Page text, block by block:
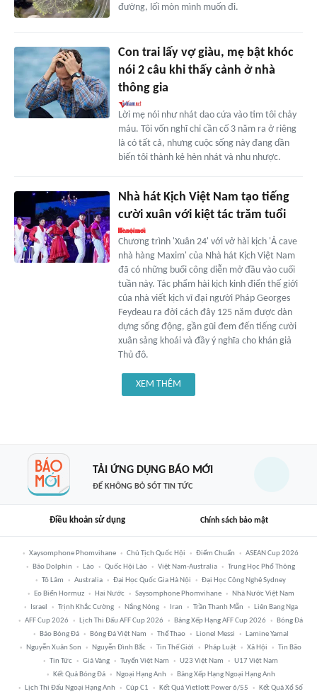
đường, lối mòn mình muốn đi.
Con trai lấy vợ giàu, mẹ bật khóc
nói 2 câu khi thấy cảnh ở nhà
thông gia
Lời mẹ nói như nhát dao cứa vào tim tôi chảy
máu. Tôi vốn nghĩ chỉ cần cố 3 năm ra ở riêng
là có tất cả, nhưng cuộc sống này đang dần
biến tôi thành kẻ hèn nhát và nhu nhược.
Nhà hát Kịch Việt Nam tạo tiếng
cười xuân với kiệt tác trăm tuổi
Chương trình 'Xuân 24' với vở hài kịch 'Ả cave
nhà hàng Maxim' của Nhà hát Kịch Việt Nam
đã có những buổi công diễn mở đầu vào cuối
tuần này. Tác phẩm hài kịch kinh điển thế giới
của nhà viết kịch vĩ đại người Pháp Georges
Feydeau ra đời cách đây 125 năm được dàn
dựng sống động, gần gũi đem đến tiếng cười
xuân sảng khoái và đầy ý nghĩa cho khán giả
Thủ đô.
XEM THÊM
TẢI ỨNG DỤNG BÁO MỚI
ĐỂ KHÔNG BỎ SÓT TIN TỨC
Điều khoản sử dụng Chính sách bảo mật
Xaysomphone Phomvihane Chủ Tịch Quốc Hội Điểm Chuẩn
ASEAN Cup 2026
Bão Dolphin
Lào Quốc Hội Lào Việt Nam-Australia
Trung Học Phổ Thông
Tô Lâm
Australia Đại Học Quốc Gia Hà Nội
Đại Học Công Nghệ Sydney
Eo Biển Hormuz
Hai Nước Saysomphone Phomvihane
Nhà Nước Việt Nam
Israel
Trịnh Khắc Cường Nắng Nóng Iran Trần Thanh Mẫn
Liên Bang Nga
AFF Cup 2026
Lịch Thi Đấu AFF Cup 2026 Bảng Xếp Hạng AFF Cup 2026
Bóng Đá
Báo Bóng Đá
Bóng Đá Việt Nam Thể Thao Lionel Messi
Lamine Yamal
Nguyễn Xuân Son
Nguyễn Đình Bắc Tin Thế Giới Pháp Luật Xã Hội
Tin Bão
Tin Tức
Giá Vàng Tuyển Việt Nam U23 Việt Nam
U17 Việt Nam
Kết Quả Bóng Đá
Ngoại Hạng Anh
Bảng Xếp Hạng Ngoại Hạng Anh
Lịch Thi Đấu Ngoại Hạng Anh
Cúp C1 Kết Quả Vietlott Power 6/55 Kết Quả Xổ Số